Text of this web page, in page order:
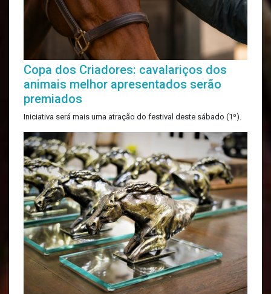
Copa dos Criadores: cavalariços dos
animais melhor apresentados serão
premiados
Iniciativa será mais uma atração do festival deste sábado (1º).